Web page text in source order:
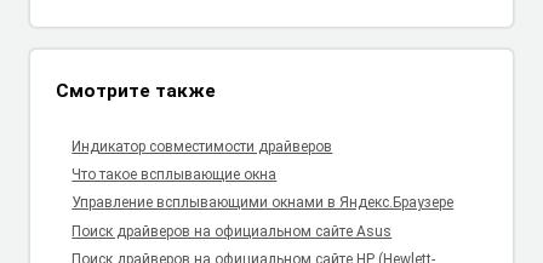
Смотрите также
Индикатор совместимости драйверов
Что такое всплывающие окна
Управление всплывающими окнами в Яндекс.Браузере
Поиск драйверов на официальном сайте Asus
Поиск драйверов на официальном сайте HP (Hewlett-